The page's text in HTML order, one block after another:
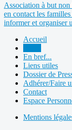
Association à but
en contact les
informer et organiser
Accueil
En bref...
Liens utiles
Dossier de
Adhérer/Faire
Contact
Espace
Mentions